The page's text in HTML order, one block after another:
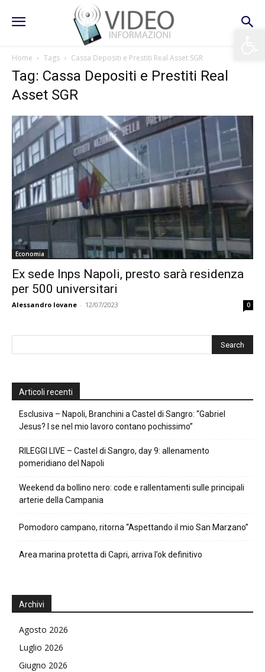
Home Tags Cassa Depositi e Prestiti Real Asset SGR
Tag: Cassa Depositi e Prestiti Real
Asset SGR
Economia
Ex sede Inps Napoli, presto sarà residenza
per 500 universitari
Alessandro Iovane - 12/07/2023 0
Articoli recenti
Esclusiva – Napoli, Branchini a Castel di Sangro: “Gabriel
Jesus? I se nel mio lavoro contano pochissimo”
RILEGGI LIVE – Castel di Sangro, day 9: allenamento
pomeridiano del Napoli
Weekend da bollino nero: code e rallentamenti sulle principali
arterie della Campania
Pomodoro campano, ritorna “Aspettando il mio San Marzano”
Area marina protetta di Capri, arriva l’ok definitivo
Archivi
Agosto 2026
Luglio 2026
Giugno 2026